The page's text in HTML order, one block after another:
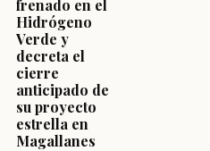
frenado en el
Hidrógeno
Verde y
decreta el
cierre
anticipado de
su proyecto
estrella en
Magallanes